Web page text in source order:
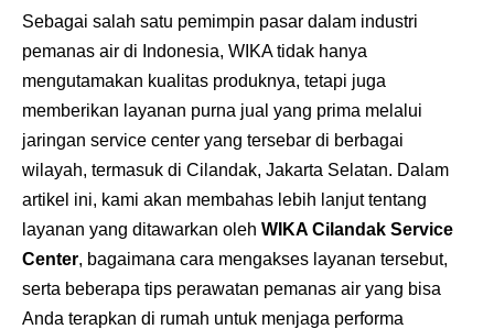
Sebagai salah satu pemimpin pasar dalam industri
pemanas air di Indonesia, WIKA tidak hanya
mengutamakan kualitas produknya, tetapi juga
memberikan layanan purna jual yang prima melalui
jaringan service center yang tersebar di berbagai
wilayah, termasuk di Cilandak, Jakarta Selatan. Dalam
artikel ini, kami akan membahas lebih lanjut tentang
layanan yang ditawarkan oleh WIKA Cilandak Service
Center, bagaimana cara mengakses layanan tersebut,
serta beberapa tips perawatan pemanas air yang bisa
Anda terapkan di rumah untuk menjaga performa